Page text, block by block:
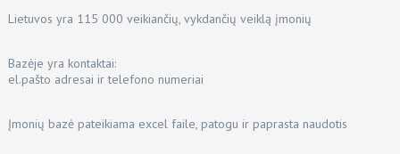
Lietuvos yra 115 000 veikiančių, vykdančių veiklą įmonių
Bazėje yra kontaktai:
el.pašto adresai ir telefono numeriai
Įmonių bazė pateikiama excel faile, patogu ir paprasta naudotis